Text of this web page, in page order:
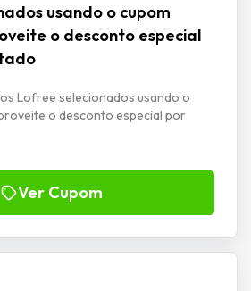
usando o cupom
o desconto especial
Lofree selecionados usando o
o desconto especial por
Ver Cupom